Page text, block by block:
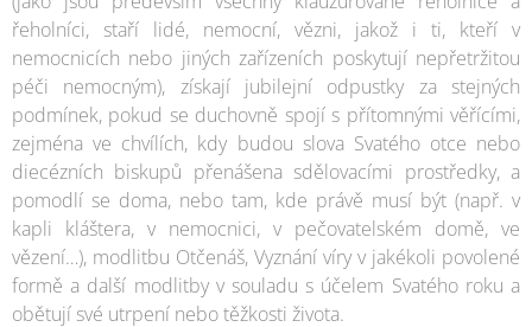
řeholníci, staří lidé, nemocní, vězni, jakož i ti, kteří v
nemocnicích nebo jiných zařízeních poskytují nepřetržitou
péči nemocným), získají jubilejní odpustky za stejných
podmínek, pokud se duchovně spojí s přítomnými věřícími,
zejména ve chvílích, kdy budou slova Svatého otce nebo
diecézních biskupů přenášena sdělovacími prostředky, a
pomodlí se doma, nebo tam, kde právě musí být (např. v
kapli kláštera, v nemocnici, v pečovatelském domě, ve
vězení…), modlitbu Otčenáš, Vyznání víry v jakékoli povolené
formě a další modlitby v souladu s účelem Svatého roku a
obětují své utrpení nebo těžkosti života.